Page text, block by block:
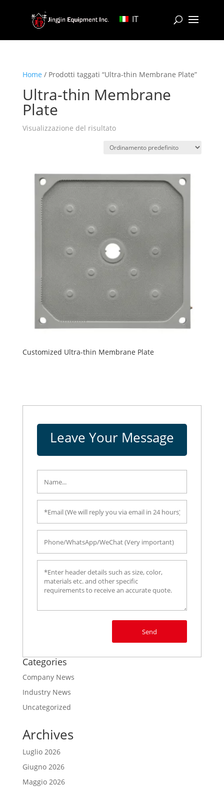
IT
Home / Prodotti taggati “Ultra-thin Membrane Plate”
Ultra-thin Membrane
Plate
Visualizzazione del risultato
Customized Ultra-thin Membrane Plate
Leave Your Message
Send
Categories
Company News
Industry News
Uncategorized
Archives
Luglio 2026
Giugno 2026
Maggio 2026